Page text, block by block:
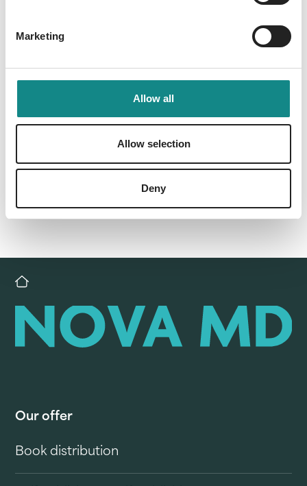
Marketing
Allow all
Allow selection
Deny
Back to overview
Our offer
Book distribution